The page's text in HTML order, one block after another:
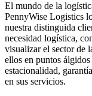
El mundo de la
PennyWise Logistics
nuestra distinguida
necesidad logística,
visualizar el sector de
ellos en puntos
estacionalidad,
en sus servicios.